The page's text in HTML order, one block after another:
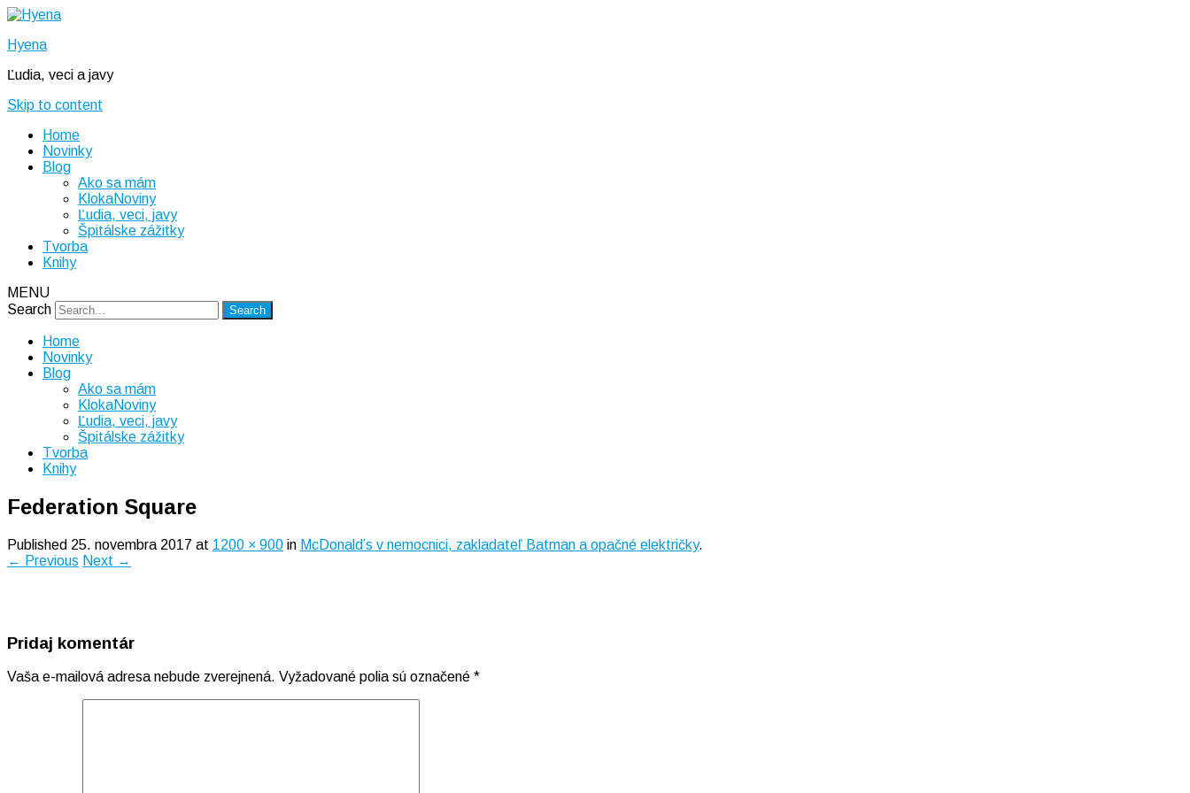
Hyena
Ľudia, veci a javy
Skip to content
Home
Novinky
Blog
Ako sa mám
KlokaNoviny
Ľudia, veci, javy
Špitálske zážitky
Tvorba
Knihy
MENU
Search
Home
Novinky
Blog
Ako sa mám
KlokaNoviny
Ľudia, veci, javy
Špitálske zážitky
Tvorba
Knihy
Federation Square
Published 25. novembra 2017 at 1200 × 900 in McDonald’s v nemocnici, zakladateľ Batman a opačné električky.
← Previous Next →
Pridaj komentár
Vaša e-mailová adresa nebude zverejnená. Vyžadované polia sú označené *